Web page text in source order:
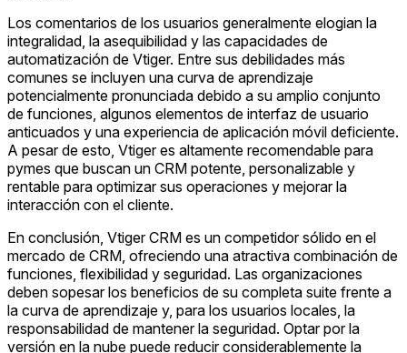
Los comentarios de los usuarios generalmente elogian la
integralidad, la asequibilidad y las capacidades de
automatización de Vtiger. Entre sus debilidades más
comunes se incluyen una curva de aprendizaje
potencialmente pronunciada debido a su amplio conjunto
de funciones, algunos elementos de interfaz de usuario
anticuados y una experiencia de aplicación móvil deficiente.
A pesar de esto, Vtiger es altamente recomendable para
pymes que buscan un CRM potente, personalizable y
rentable para optimizar sus operaciones y mejorar la
interacción con el cliente.
En conclusión, Vtiger CRM es un competidor sólido en el
mercado de CRM, ofreciendo una atractiva combinación de
funciones, flexibilidad y seguridad. Las organizaciones
deben sopesar los beneficios de su completa suite frente a
la curva de aprendizaje y, para los usuarios locales, la
responsabilidad de mantener la seguridad. Optar por la
versión en la nube puede reducir considerablemente la